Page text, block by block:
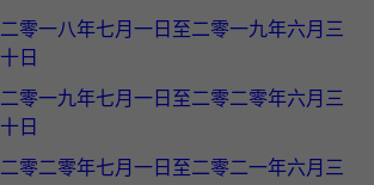
二零一八年七月一日至二零一九年六月三
十日
二零一九年七月一日至二零二零年六月三
十日
二零二零年七月一日至二零二一年六月三